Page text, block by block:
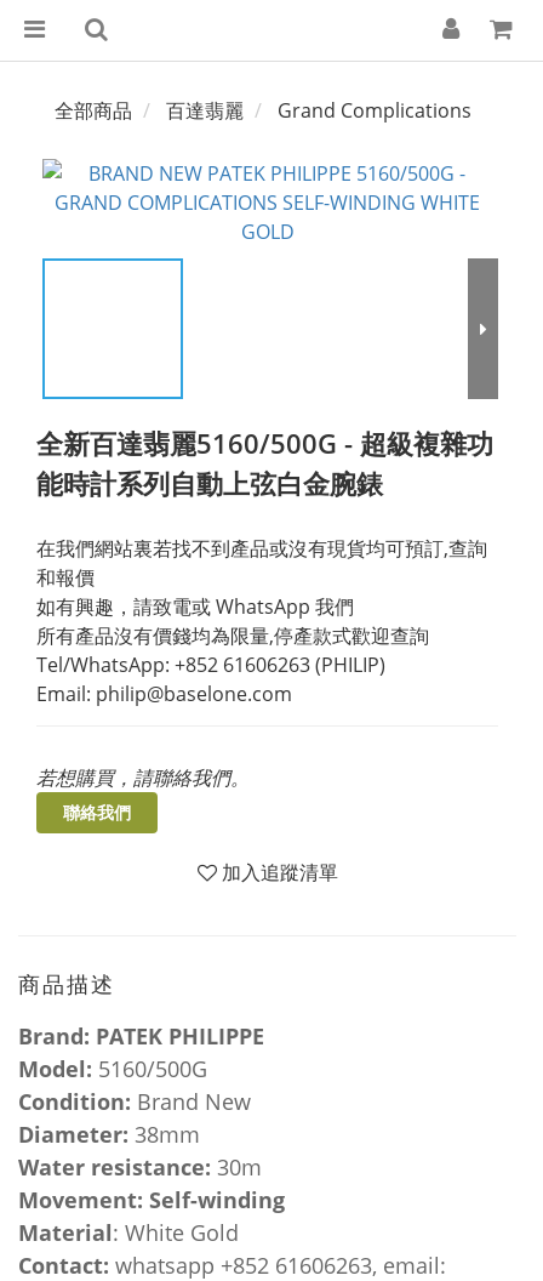
全部商品 百達翡麗 Grand Complications
全新百達翡麗5160/500G - 超級複雜功
能時計系列自動上弦白金腕錶
在我們網站裏若找不到產品或沒有現貨均可預訂,查詢
和報價
如有興趣，請致電或 WhatsApp 我們
所有產品沒有價錢均為限量,停產款式歡迎查詢
Tel/WhatsApp: +852 61606263 (PHILIP)
Email: philip@baselone.com
若想購買，請聯絡我們。
聯絡我們
加入追蹤清單
商品描述
Brand: PATEK PHILIPPE
Model: 5160/500G
Condition: Brand New
Diameter: 38mm
Water resistance: 30m
Movement: Self-winding
Material: White Gold
Contact: whatsapp +852 61606263, email: